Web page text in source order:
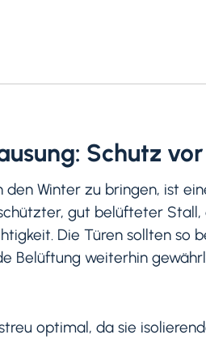
Schutz
den Winter zu bringen, ist
gut belüfteter
Die Türen sollten so
Belüftung weiterhin
optimal, da sie